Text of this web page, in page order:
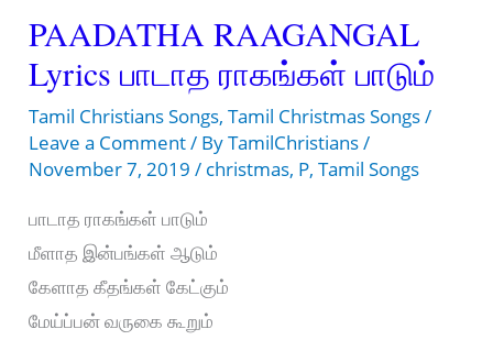
PAADATHA RAAGANGAL
Lyrics பாடாத ராகங்கள் பாடும்
Tamil Christians Songs,Tamil Christmas Songs/
Leave a Comment/ ByTamilChristians/
November 7, 2019/ christmas, P,Tamil Songs
பாடாத ராகங்கள் பாடும்
மீளாத இன்பங்கள் ஆடும்
கேளாத கீதங்கள் கேட்கும்
மேய்ப்பன் வருகை கூறும்